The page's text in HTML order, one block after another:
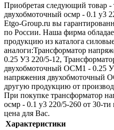
Приобретая следующий товар
двухобмоточный осмр - 0.1 у3
Etgo-Group.ru вы
по России. Наша фирма
продукцию из каталога
аналоги:Трансформатор
0.25 У3 220/5-12,
двухобмоточный ОСМ1 - 0.25
напряжения двухобмоточный
другую продукцию от
При покупке трансформатор
осмр - 0.1 у3 220/5-260 от 30-
цена для Вас.
Характеристики